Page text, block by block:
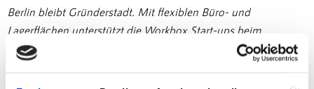
Berlin bleibt Gründerstadt. Mit flexiblen Büro- und
Lagerflächen unterstützt die Workbox Start-ups beim
Wachsen – skalierbar und professionell.